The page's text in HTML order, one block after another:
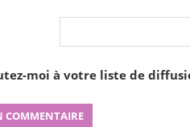
moi à votre liste de